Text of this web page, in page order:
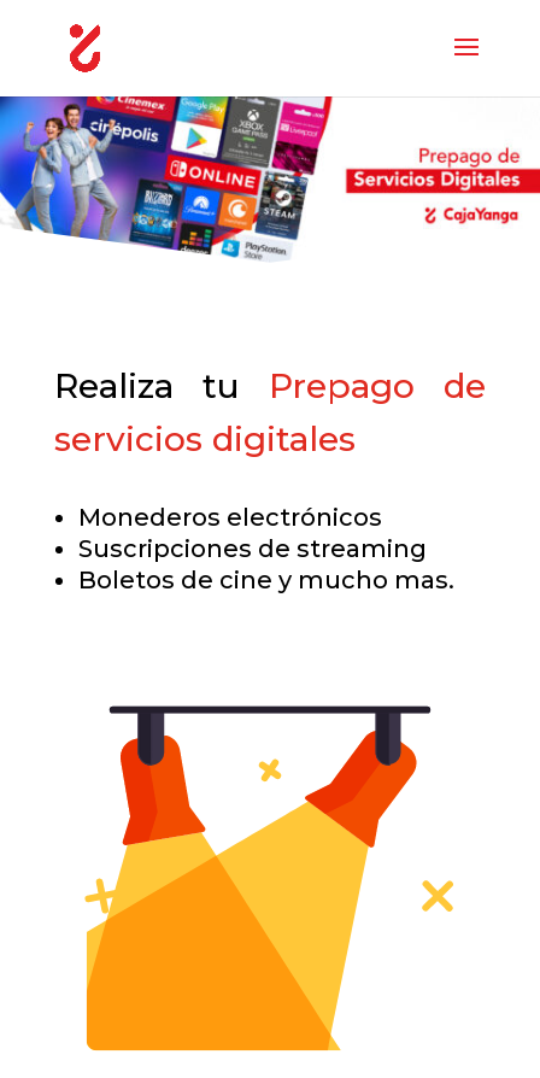
Realiza tu Prepago de
servicios digitales
Monederos electrónicos
Suscripciones de streaming
Boletos de cine y mucho mas.